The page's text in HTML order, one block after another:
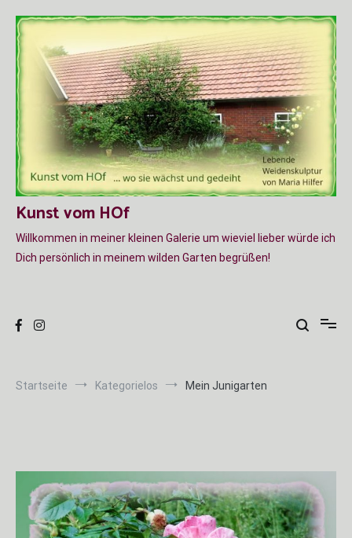
Inhalt
springen
Kunst vom HOf
Willkommen in meiner kleinen Galerie um wieviel lieber würde ich
Dich persönlich in meinem wilden Garten begrüßen!
Startseite Kategorielos Mein Junigarten